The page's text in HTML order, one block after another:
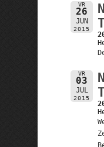
VR
26
JUN
2015
VR
03
JUL
2015